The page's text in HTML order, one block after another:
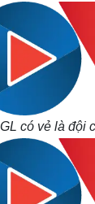
có vẻ là đội